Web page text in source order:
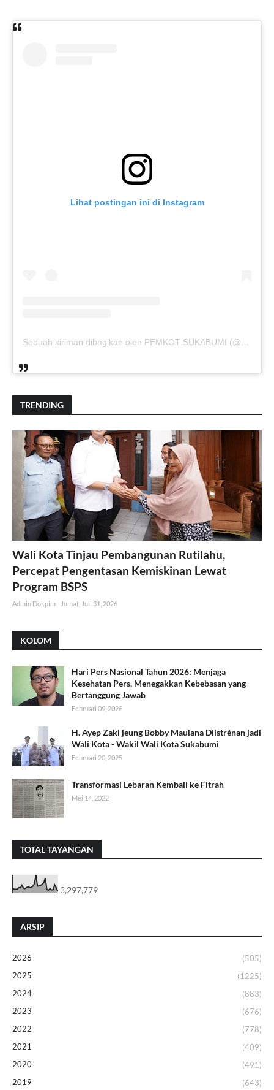
Lihat postingan ini di Instagram
Sebuah kiriman dibagikan oleh PEMKOT SUKABUMI (@pemkotsukabumi_)
TRENDING
Wali Kota Tinjau Pembangunan Rutilahu,
Percepat Pengentasan Kemiskinan Lewat
Program BSPS
Admin Dokpim Jumat, Juli 31, 2026
KOLOM
Hari Pers Nasional Tahun 2026: Menjaga
Kesehatan Pers, Menegakkan Kebebasan yang
Bertanggung Jawab
Februari 09, 2026
H. Ayep Zaki jeung Bobby Maulana Diistrénan jadi
Wali Kota - Wakil Wali Kota Sukabumi
Februari 20, 2025
Transformasi Lebaran Kembali ke Fitrah
Mei 14, 2022
TOTAL TAYANGAN
3,297,779
ARSIP
2026
(505)
2025
(1225)
2024
(883)
2023
(676)
2022
(778)
2021
(409)
2020
(491)
2019
(643)